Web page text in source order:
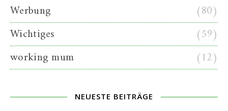
Werbung
(80)
Wichtiges
(59)
working mum
(12)
NEUESTE BEITRÄGE